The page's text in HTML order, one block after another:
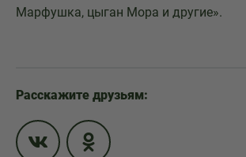
Марфушка, цыган Мора и другие».
Расскажите друзьям: